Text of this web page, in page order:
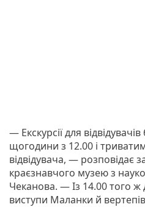
— Екскурсії для
щогодини з 12.00 і
відвідувача, — розповідає
краєзнавчого музею з
Чеканова. — Із 14.00 того
виступи Маланки й